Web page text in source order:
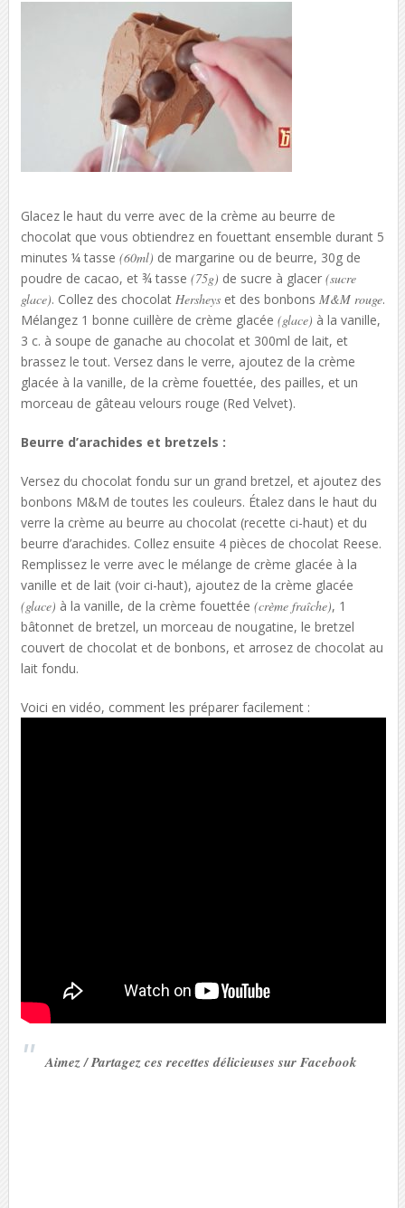
Glacez le haut du verre avec de la crème au beurre de
chocolat que vous obtiendrez en fouettant ensemble durant 5
minutes ¼ tasse (60ml) de margarine ou de beurre, 30g de
poudre de cacao, et ¾ tasse (75g) de sucre à glacer (sucre
glace). Collez des chocolat Hersheyset des bonbons M&M rouge.
Mélangez 1 bonne cuillère de crème glacée (glace) à la vanille,
3 c. à soupe de ganache au chocolat et 300ml de lait, et
brassez le tout. Versez dans le verre, ajoutez de la crème
glacée à la vanille, de la crème fouettée, des pailles, et un
morceau de gâteau velours rouge (Red Velvet).
Beurre d’arachides et bretzels :
Versez du chocolat fondu sur un grand bretzel, et ajoutez des
bonbons M&M de toutes les couleurs. Étalez dans le haut du
verre la crème au beurre au chocolat (recette ci-haut) et du
beurre d’arachides. Collez ensuite 4 pièces de chocolat Reese.
Remplissez le verre avec le mélange de crème glacée à la
vanille et de lait (voir ci-haut), ajoutez de la crème glacée
(glace) à la vanille, de la crème fouettée (crème fraîche), 1
bâtonnet de bretzel, un morceau de nougatine, le bretzel
couvert de chocolat et de bonbons, et arrosez de chocolat au
lait fondu.
Voici en vidéo, comment les préparer facilement :
Aimez / Partagez ces recettes délicieuses sur Facebook